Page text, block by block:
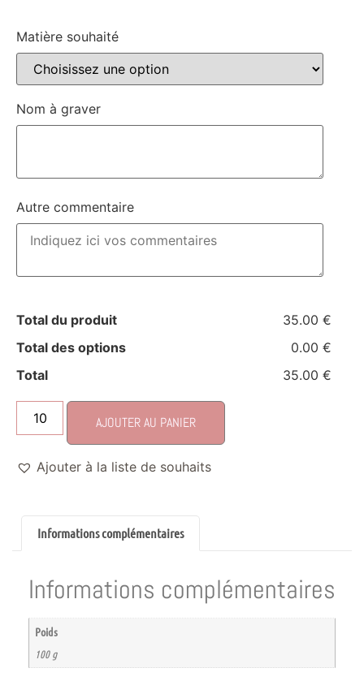
Matière souhaité
Nom à graver
Autre commentaire
Total du produit
35.00 €
Total des options
0.00 €
Total
35.00 €
AJOUTER AU PANIER
Ajouter à la liste de souhaits
Informations complémentaires
Informations complémentaires
Poids
100 g